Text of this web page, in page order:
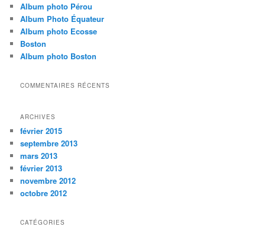
r
c
h
e
Album photo Pérou
Album Photo Équateur
Album photo Ecosse
Boston
Album photo Boston
COMMENTAIRES RÉCENTS
ARCHIVES
février 2015
septembre 2013
mars 2013
février 2013
novembre 2012
octobre 2012
CATÉGORIES